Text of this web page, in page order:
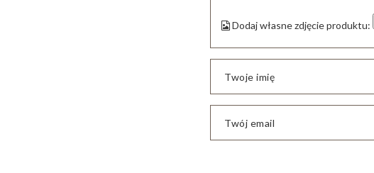
Dodaj własne zdjęcie produktu:
Twoje imię
Twój email